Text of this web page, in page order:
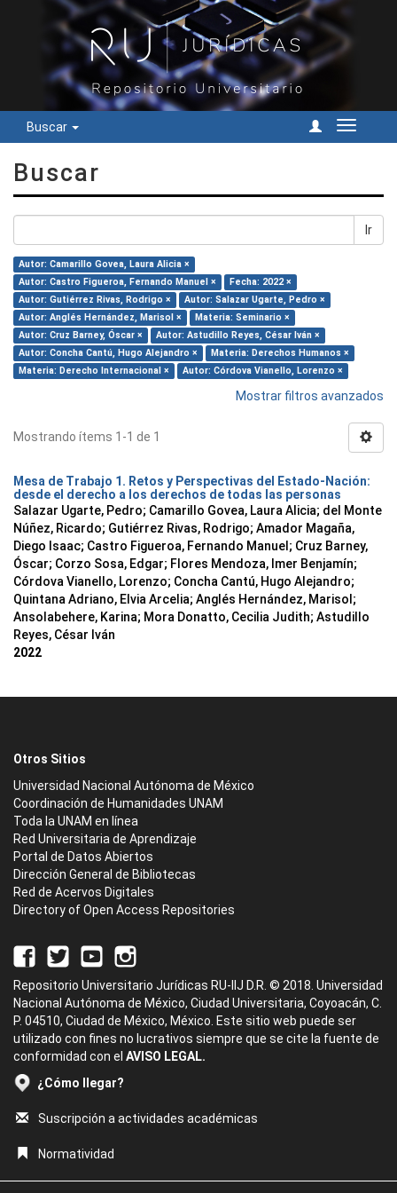
Buscar
Cambiar
Buscar
Ir
Autor: Camarillo Govea, Laura Alicia ×
Autor: Castro Figueroa, Fernando Manuel ×
Fecha: 2022 ×
Autor: Gutiérrez Rivas, Rodrigo ×
Autor: Salazar Ugarte, Pedro ×
Autor: Anglés Hernández, Marisol ×
Materia: Seminario ×
Autor: Cruz Barney, Óscar ×
Autor: Astudillo Reyes, César Iván ×
Autor: Concha Cantú, Hugo Alejandro ×
Materia: Derechos Humanos ×
Materia: Derecho Internacional ×
Autor: Córdova Vianello, Lorenzo ×
Mostrar filtros avanzados
Mostrando ítems 1-1 de 1
Mesa de Trabajo 1. Retos y Perspectivas del Estado-Nación:
desde el derecho a los derechos de todas las personas
Salazar Ugarte, Pedro; Camarillo Govea, Laura Alicia; del Monte
Núñez, Ricardo; Gutiérrez Rivas, Rodrigo; Amador Magaña,
Diego Isaac; Castro Figueroa, Fernando Manuel ; Cruz Barney,
Óscar; Corzo Sosa, Edgar; Flores Mendoza, Imer Benjamín;
Córdova Vianello, Lorenzo; Concha Cantú, Hugo Alejandro;
Quintana Adriano, Elvia Arcelia; Anglés Hernández, Marisol ;
Ansolabehere, Karina; Mora Donatto, Cecilia Judith; Astudillo
Reyes, César Iván
2022
Otros Sitios
Universidad Nacional Autónoma de México
Coordinación de Humanidades UNAM
Toda la UNAM en línea
Red Universitaria de Aprendizaje
Portal de Datos Abiertos
Dirección General de Bibliotecas
Red de Acervos Digitales
Directory of Open Access Repositories
Repositorio Universitario Jurídicas RU-IIJ D.R. © 2018. Universidad
Nacional Autónoma de México, Ciudad Universitaria, Coyoacán, C.
P. 04510, Ciudad de México, México. Este sitio web puede ser
utilizado con fines no lucrativos siempre que se cite la fuente de
conformidad con el AVISO LEGAL.
¿Cómo llegar?
Suscripción a actividades académicas
Normatividad